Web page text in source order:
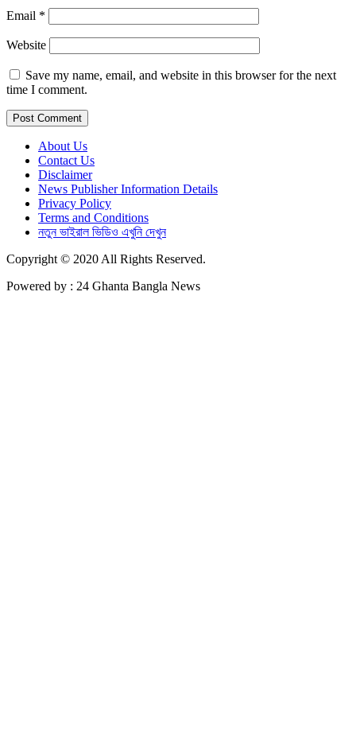
Email *
Website
Save my name, email, and website in this browser for the next
time I comment.
About Us
Contact Us
Disclaimer
News Publisher Information Details
Privacy Policy
Terms and Conditions
নতুন ভাইরাল ভিডিও এখুনি দেখুন
Copyright © 2020 All Rights Reserved.
Powered by : 24 Ghanta Bangla News